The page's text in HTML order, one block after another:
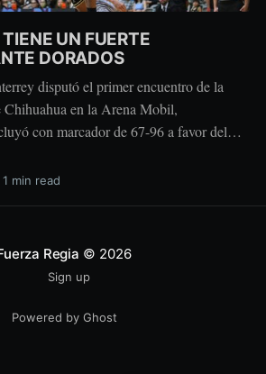
UN FUERTE
DORADOS
disputó el primer encuentro de la
Chihuahua en la Arena Mobil,
con marcador de 67-96 a favor del
tomó ventaja durante la primera
15 y 26-13. Después del descanso, el
1 min read
Regia © 2026
Sign up
Powered by Ghost